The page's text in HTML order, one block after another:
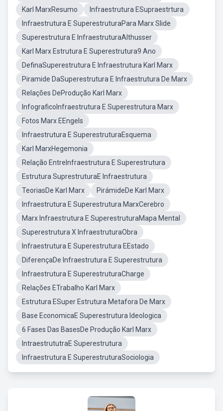
Karl MarxResumo
Infraestrutura ESupraestrtura
Infraestrutura E SuperestruturaPara Marx Slide
Superestrutura E InfraestruturaAlthusser
Karl Marx Estrutura E Superestrutura9 Ano
DefinaSuperestrutura E Infraestrutura Karl Marx
Piramide DaSuperestrutura E Infraestrutura De Marx
Relações DeProdução Karl Marx
InfograficoInfraestrutura E Superestrutura Marx
Fotos Marx EEngels
Infraestrutura E SuperestruturaEsquema
Karl MarxHegemonia
Relação EntreInfraestrutura E Superestrutura
Estrutura SuprestruturaE Infraestrutura
TeoriasDe Karl Marx
PirámideDe Karl Marx
Infraestrutura E Superestrutura MarxCerebro
Marx Infraestrutura E SuperestruturaMapa Mental
Superestrutura X InfraestruturaObra
Infraestrutura E Superestrutura EEstado
DiferençaDe Infraestrutura E Superestrutura
Infraestrutura E SuperestruturaCharge
Relações ETrabalho Karl Marx
Estrutura ESuper Estrutura Metafora De Marx
Base EconomicaE Superestrutura Ideologica
6 Fases Das BasesDe Produção Karl Marx
IntraestrututraE Superestrutura
Infraestrutura E SuperestruturaSociologia